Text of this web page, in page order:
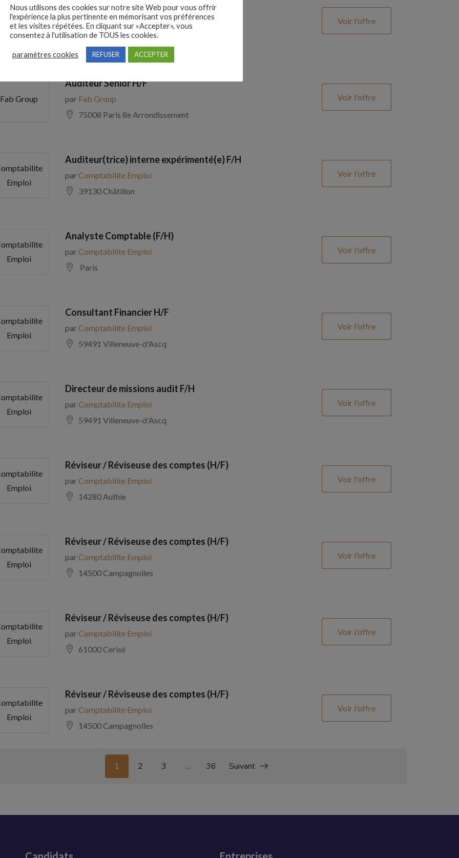
ADECCO
Comptable Fournisseurs H/F
parADECCO
69100 Villeurbanne
Voir l'offre
Fab Group
Auditeur Senior H/F
par Fab Group
75008 Paris 8e Arrondissement
Voir l'offre
Emploi
Auditeur(trice) interne expérimenté(e) F/H
parComptabilite Emploi
39130 Châtillon
Voir l'offre
Emploi
Analyste Comptable (F/H)
parComptabilite Emploi
Paris
Voir l'offre
Emploi
Consultant Financier H/F
parComptabilite Emploi
59491 Villeneuve-d'Ascq
Voir l'offre
Emploi
Directeur de missions audit F/H
parComptabilite Emploi
59491 Villeneuve-d'Ascq
Voir l'offre
Emploi
Réviseur / Réviseuse des comptes (H/F)
parComptabilite Emploi
14280 Authie
Voir l'offre
Emploi
Réviseur / Réviseuse des comptes (H/F)
parComptabilite Emploi
14500 Campagnolles
Voir l'offre
Emploi
Réviseur / Réviseuse des comptes (H/F)
parComptabilite Emploi
61000 Cerisé
Voir l'offre
Emploi
Réviseur / Réviseuse des comptes (H/F)
parComptabilite Emploi
14500 Campagnolles
Voir l'offre
1 2 3 … 36 Suivant
Nous utilisons des cookies sur notre site Web pour vous offrir
l'expérience la plus pertinente en mémorisant vos préférences
et les visites répétées. En cliquant sur «Accepter», vous
consentez à l'utilisation de TOUS les cookies.
paramètres cookies REFUSER ACCEPTER